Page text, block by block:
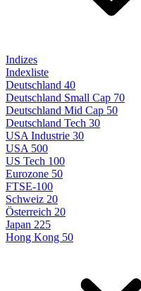
Indizes
Indexliste
Deutschland 40
Deutschland Small Cap 70
Deutschland Mid Cap 50
Deutschland Tech 30
USA Industrie 30
USA 500
US Tech 100
Eurozone 50
FTSE-100
Schweiz 20
Österreich 20
Japan 225
Hong Kong 50